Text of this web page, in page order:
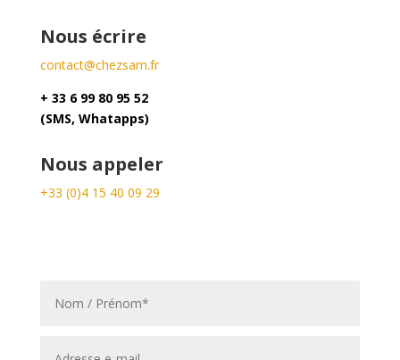
Nous écrire
contact@chezsam.fr
+ 33 6 99 80 95 52
(SMS, Whatapps)
Nous appeler
+33 (0)4 15 40 09 29